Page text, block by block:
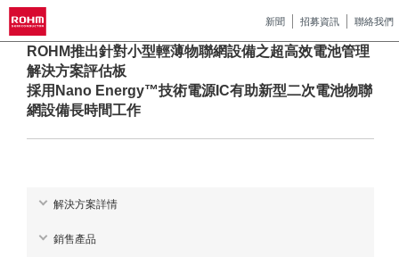
新聞 招募資訊 聯絡我們
ROHM推出針對小型輕薄物聯網設備之超高效電池管理
解決方案評估板
採用Nano Energy™技術電源IC有助新型二次電池物聯
網設備長時間工作
解決方案詳情
銷售產品